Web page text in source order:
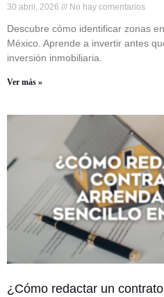
30 abril, 2026 No hay comentarios
Descubre cómo identificar zonas
México. Aprende a invertir antes
inversión inmobiliaria.
Ver más »
¿Cómo redactar un